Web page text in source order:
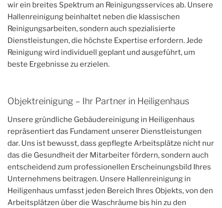
wir ein breites Spektrum an Reinigungsservices ab. Unsere
Hallenreinigung beinhaltet neben die klassischen
Reinigungsarbeiten, sondern auch spezialisierte
Dienstleistungen, die höchste Expertise erfordern. Jede
Reinigung wird individuell geplant und ausgeführt, um
beste Ergebnisse zu erzielen.
Objektreinigung – Ihr Partner in Heiligenhaus
Unsere gründliche Gebäudereinigung in Heiligenhaus
repräsentiert das Fundament unserer Dienstleistungen
dar. Uns ist bewusst, dass gepflegte Arbeitsplätze nicht nur
das die Gesundheit der Mitarbeiter fördern, sondern auch
entscheidend zum professionellen Erscheinungsbild Ihres
Unternehmens beitragen. Unsere Hallenreinigung in
Heiligenhaus umfasst jeden Bereich Ihres Objekts, von den
Arbeitsplätzen über die Waschräume bis hin zu den